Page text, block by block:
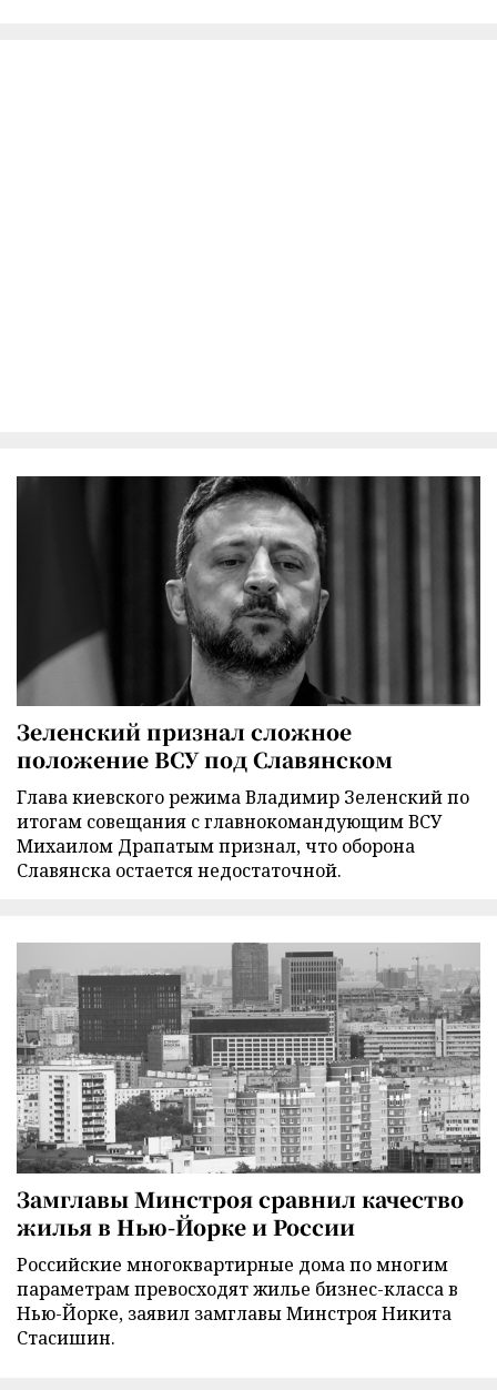
Зеленский признал сложное
положение ВСУ под Славянском
Глава киевского режима Владимир Зеленский по
итогам совещания с главнокомандующим ВСУ
Михаилом Драпатым признал, что оборона
Славянска остается недостаточной.
Замглавы Минстроя сравнил качество
жилья в Нью-Йорке и России
Российские многоквартирные дома по многим
параметрам превосходят жилье бизнес-класса в
Нью-Йорке, заявил замглавы Минстроя Никита
Стасишин.